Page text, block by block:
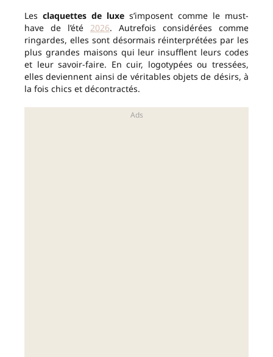
Les claquettes de luxe s’imposent comme le must-
have de l’été 2026. Autrefois considérées comme
ringardes, elles sont désormais réinterprétées par les
plus grandes maisons qui leur insufflent leurs codes
et leur savoir-faire. En cuir, logotypées ou tressées,
elles deviennent ainsi de véritables objets de désirs, à
la fois chics et décontractés.